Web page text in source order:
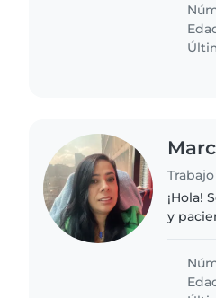
¡Hola!
y